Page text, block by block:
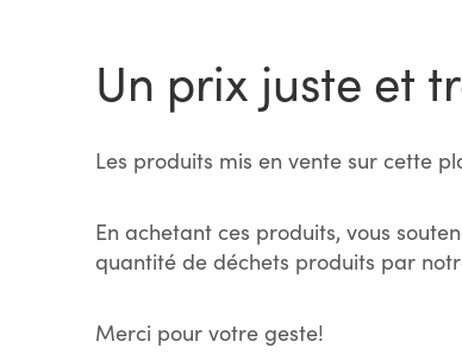
Un prix juste et
Les produits mis en vente sur cette
En achetant ces produits, vous
quantité de déchets produits par
Merci pour votre geste!